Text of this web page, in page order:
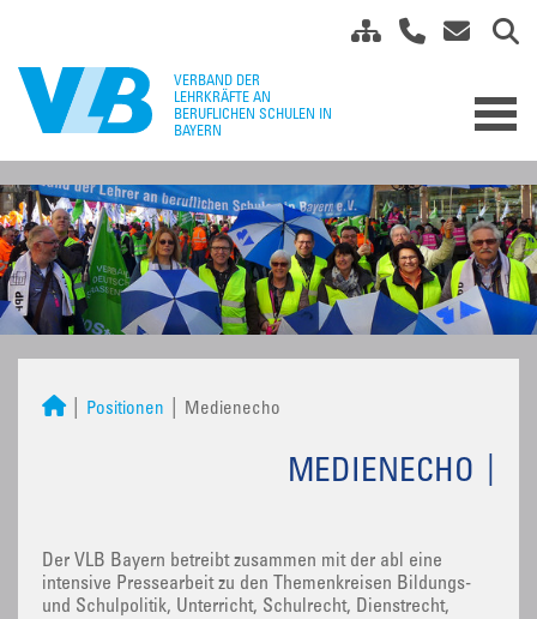
Positionen Medienecho
MEDIENECHO
Der VLB Bayern betreibt zusammen mit der abl eine
intensive Pressearbeit zu den Themenkreisen Bildungs-
und Schulpolitik, Unterricht, Schulrecht, Dienstrecht,